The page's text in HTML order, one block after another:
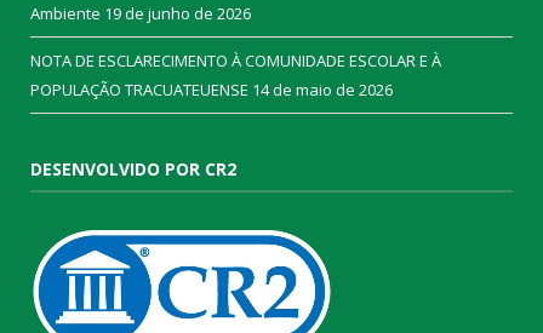
Ambiente 19 de junho de 2026
NOTA DE ESCLARECIMENTO À COMUNIDADE ESCOLAR E À
POPULAÇÃO TRACUATEUENSE 14 de maio de 2026
DESENVOLVIDO POR CR2